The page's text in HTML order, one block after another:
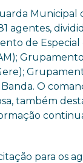
Municipal
agentes,
de
Banda. O
também
para os